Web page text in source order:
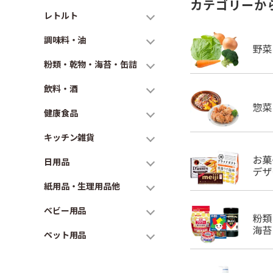
レトルト
調味料・油
粉類・乾物・海苔・缶詰
飲料・酒
健康食品
キッチン雑貨
日用品
紙用品・生理用品他
ベビー用品
ペット用品
カテゴリーか